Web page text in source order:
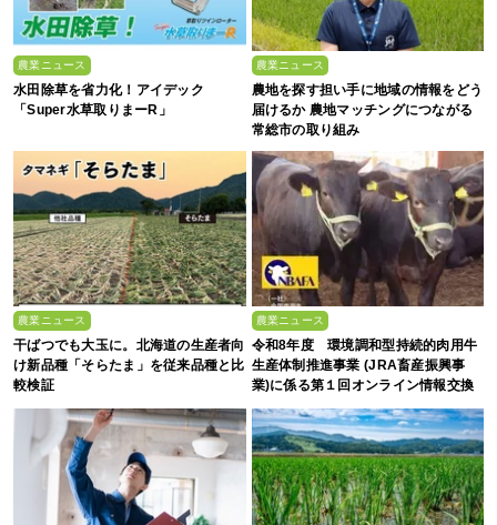
農業ニュース
水田除草を省力化！アイデック
「Super水草取りまーR」
農業ニュース
農地を探す担い手に地域の情報をどう
届けるか 農地マッチングにつながる
常総市の取り組み
農業ニュース
干ばつでも大玉に。北海道の生産者向
け新品種「そらたま」を従来品種と比
較検証
農業ニュース
令和8年度 環境調和型持続的肉用牛
生産体制推進事業 (JRA畜産振興事
業)に係る第１回オンライン情報交換